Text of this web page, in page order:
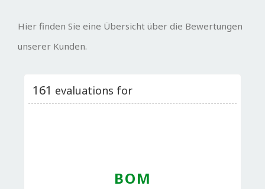
Hier finden Sie eine Übersicht über die Bewertungen
unserer Kunden.
161 evaluations for
BOM